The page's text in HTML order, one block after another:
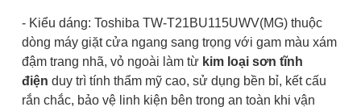
- Kiểu dáng: Toshiba TW-T21BU115UWV(MG) thuộc
dòng máy giặt cửa ngang sang trọng với gam màu xám
đậm trang nhã, vỏ ngoài làm từ kim loại sơn tĩnh
điện duy trì tính thẩm mỹ cao, sử dụng bền bỉ, kết cấu
rắn chắc, bảo vệ linh kiện bên trong an toàn khi vận